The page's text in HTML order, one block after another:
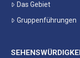
Das Gebiet
Gruppenführungen